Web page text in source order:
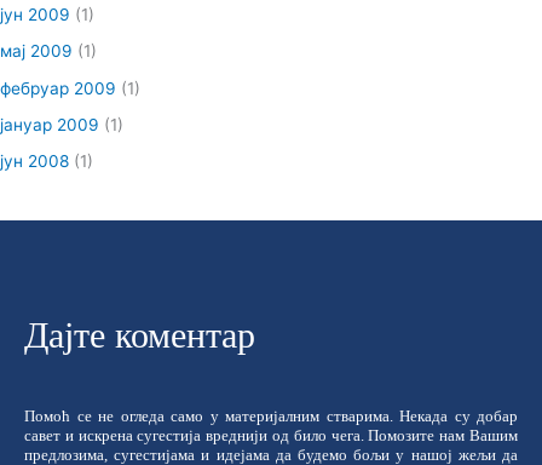
јун 2009 (1)
мај 2009 (1)
фебруар 2009 (1)
јануар 2009 (1)
јун 2008 (1)
Дајте коментар
Помоћ се не огледа само у материјалним стварима. Некада су добар
савет и искрена сугестија вреднији од било чега. Помозите нам Вашим
предлозима, сугестијама и идејама да будемо бољи у нашој жељи да